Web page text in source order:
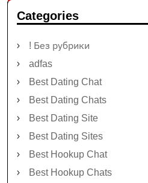
Categories
! Без рубрики
adfas
Best Dating Chat
Best Dating Chats
Best Dating Site
Best Dating Sites
Best Hookup Chat
Best Hookup Chats